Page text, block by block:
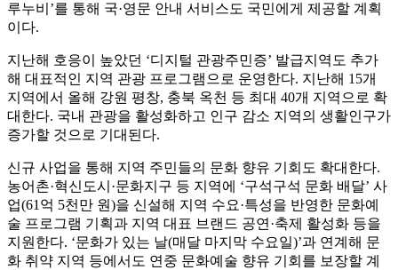
루누비’를 통해 국·영문 안내 서비스도 국민에게 제공할 계획
이다.
지난해 호응이 높았던 ‘디지털 관광주민증’ 발급지역도 추가
해 대표적인 지역 관광 프로그램으로 운영한다. 지난해 15개
지역에서 올해 강원 평창, 충북 옥천 등 최대 40개 지역으로 확
대한다. 국내 관광을 활성화하고 인구 감소 지역의 생활인구가
증가할 것으로 기대된다.
신규 사업을 통해 지역 주민들의 문화 향유 기회도 확대한다.
농어촌·혁신도시·문화지구 등 지역에 ‘구석구석 문화 배달’ 사
업(61억 5천만 원)을 신설해 지역 수요·특성을 반영한 문화예
술 프로그램 기획과 지역 대표 브랜드 공연·축제 활성화 등을
지원한다. ‘문화가 있는 날(매달 마지막 수요일)’과 연계해 문
화 취약 지역 등에서도 연중 문화예술 향유 기회를 보장할 계